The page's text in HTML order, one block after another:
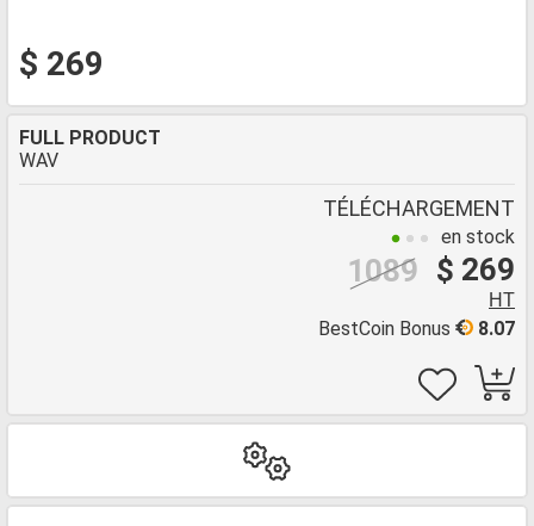
$ 269
FULL PRODUCT
WAV
TÉLÉCHARGEMENT
en stock
$ 269
1089
HT
8.07
BestCoin Bonus